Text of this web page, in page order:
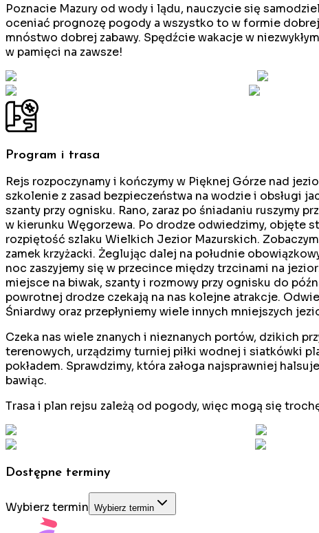
Poznacie Mazury od wody i lądu, nauczycie się
oceniać prognozę pogody a wszystko to w formie dobrej
mnóstwo dobrej zabawy. Spędźcie wakacje w
w pamięci na zawsze!
Program i trasa
Rejs rozpoczynamy i kończymy w Pięknej Górze nad
szkolenie z zasad bezpieczeństwa na wodzie i obsługi
szanty przy ognisku. Rano, zaraz po śniadaniu ruszymy
w kierunku Węgorzewa. Po drodze odwiedzimy, objęte
rozpiętość szlaku Wielkich Jezior Mazurskich.
zamek krzyżacki. Żeglując dalej na południe
noc zaszyjemy się w przecince między trzcinami na
miejsce na biwak, szanty i rozmowy przy ognisku do
powrotnej drodze czekają na nas kolejne atrakcje.
Śniardwy oraz przepłyniemy wiele innych mniejszych
Czeka nas wiele znanych i nieznanych portów, dzikich
terenowych, urządzimy turniej piłki wodnej i siatkówki
pokładem. Sprawdzimy, która załoga najsprawniej
bawiąc.
Trasa i plan rejsu zależą od pogody, więc mogą się
Dostępne terminy
Wybierz termin Wybierz termin